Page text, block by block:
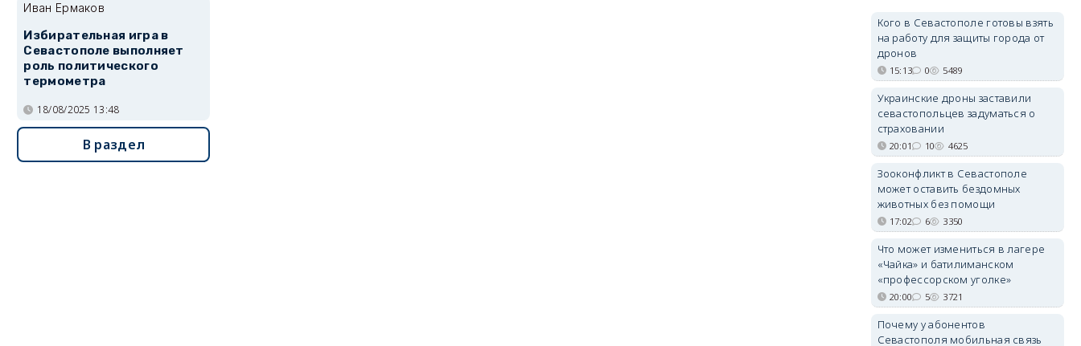
Иван Ермаков
Избирательная игра в
Севастополе выполняет
роль политического
термометра
18/08/2025 13:48
В раздел
Кого в Севастополе готовы взять
на работу для защиты города от
дронов
15:13 0 5489
Украинские дроны заставили
севастопольцев задуматься о
страховании
20:01 10 4625
Зооконфликт в Севастополе
может оставить бездомных
животных без помощи
17:02 6 3350
Что может измениться в лагере
«Чайка» и батилиманском
«профессорском уголке»
20:00 5 3721
Почему у абонентов
Севастополя мобильная связь